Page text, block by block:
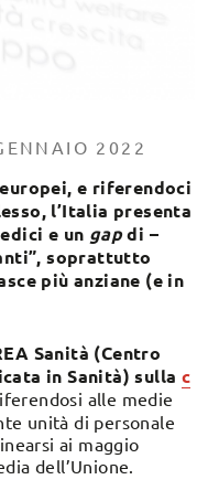
2022
e riferendoci
l’Italia presenta
e un gapdi –
soprattutto
più anziane (e in
Sanità (Centro
in Sanità) sulla c
alle medie
unità di personale
ai maggio
dell’Unione.